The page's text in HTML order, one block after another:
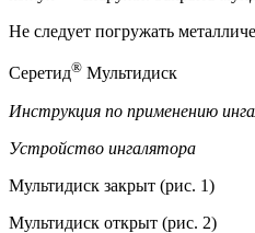
Не следует погружать
Серетид® Мультидиск
Инструкция по применению
Устройство ингалятора
Мультидиск закрыт (рис. 1)
Мультидиск открыт (рис. 2)